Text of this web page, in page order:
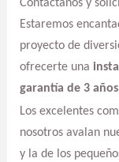
Contáctanos y
Estaremos
proyecto de
ofrecerte una
garantía de 3 años
Los excelentes
nosotros avalan
y la de los